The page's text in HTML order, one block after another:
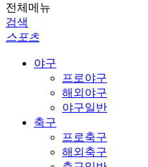
전체메뉴
검색
스포츠
야구
프로야구
해외야구
야구일반
축구
프로축구
해외축구